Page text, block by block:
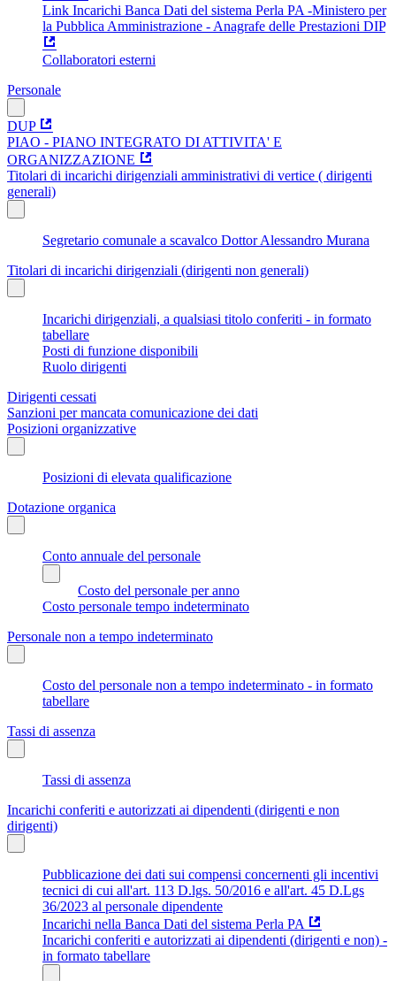
Link Incarichi Banca Dati del sistema Perla PA -Ministero per
la Pubblica Amministrazione - Anagrafe delle Prestazioni DIP
Collaboratori esterni
Personale
DUP
PIAO - PIANO INTEGRATO DI ATTIVITA' E
ORGANIZZAZIONE
Titolari di incarichi dirigenziali amministrativi di vertice ( dirigenti
generali)
Segretario comunale a scavalco Dottor Alessandro Murana
Titolari di incarichi dirigenziali (dirigenti non generali)
Incarichi dirigenziali, a qualsiasi titolo conferiti - in formato
tabellare
Posti di funzione disponibili
Ruolo dirigenti
Dirigenti cessati
Sanzioni per mancata comunicazione dei dati
Posizioni organizzative
Posizioni di elevata qualificazione
Dotazione organica
Conto annuale del personale
Costo del personale per anno
Costo personale tempo indeterminato
Personale non a tempo indeterminato
Costo del personale non a tempo indeterminato - in formato
tabellare
Tassi di assenza
Tassi di assenza
Incarichi conferiti e autorizzati ai dipendenti (dirigenti e non
dirigenti)
Pubblicazione dei dati sui compensi concernenti gli incentivi
tecnici di cui all'art. 113 D.lgs. 50/2016 e all'art. 45 D.Lgs
36/2023 al personale dipendente
Incarichi nella Banca Dati del sistema Perla PA
Incarichi conferiti e autorizzati ai dipendenti (dirigenti e non) -
in formato tabellare